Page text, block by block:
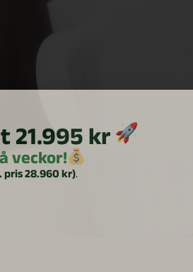
21.995 kr
veckor!
pris 28.960 kr).